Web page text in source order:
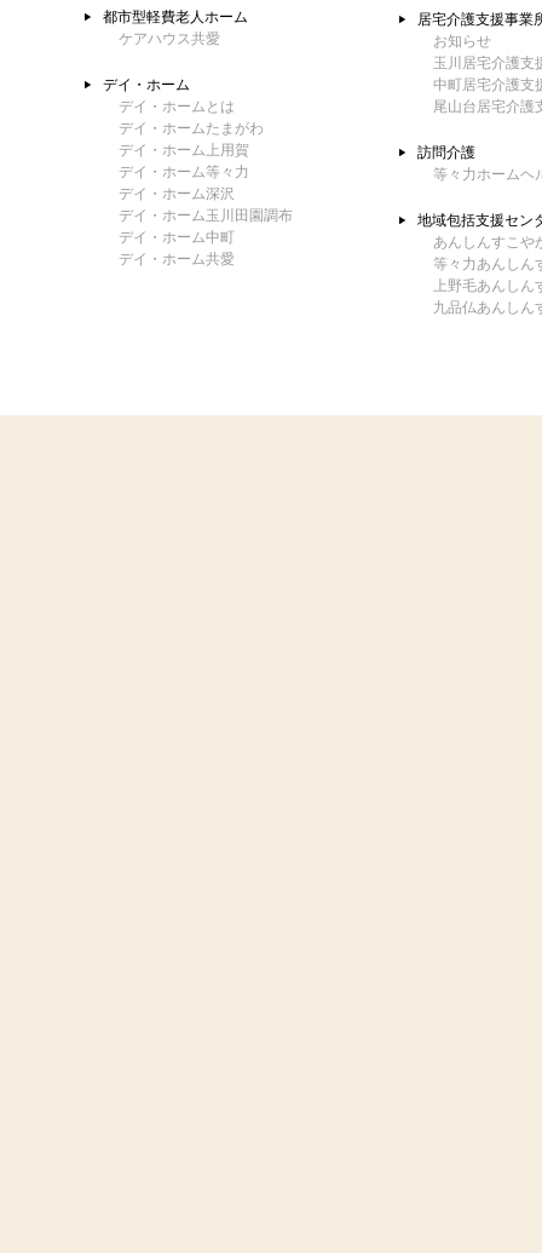
都市型軽費老人ホーム
ケアハウス共愛
デイ・ホーム
デイ・ホームとは
デイ・ホームたまがわ
デイ・ホーム上用賀
デイ・ホーム等々力
デイ・ホーム深沢
デイ・ホーム玉川田園調布
デイ・ホーム中町
デイ・ホーム共愛
居宅介護支援事業
お知らせ
玉川居宅介護支
中町居宅介護支
尾山台居宅介護
訪問介護
等々力ホームヘ
地域包括支援セン
あんしんすこや
等々力あんしん
上野毛あんし
九品仏あんしん